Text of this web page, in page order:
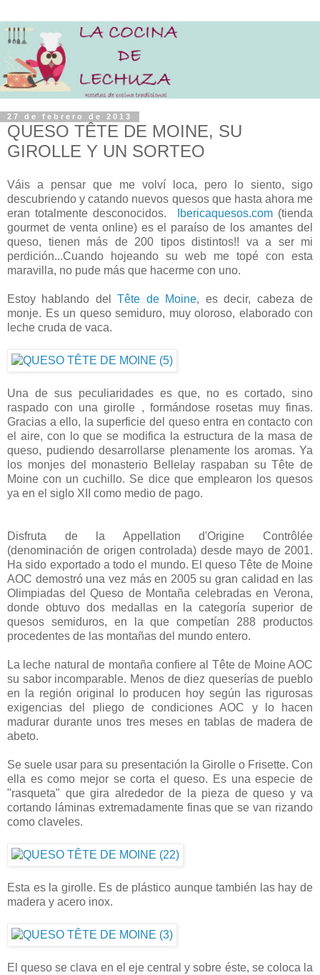
27 de febrero de 2013
QUESO TÊTE DE MOINE, SU
GIROLLE Y UN SORTEO
Váis a pensar que me volví loca, pero lo siento, sigo
descubriendo y catando nuevos quesos que hasta ahora me
eran totalmente desconocidos.
Ibericaquesos.com (tienda
gourmet de venta online) es el paraíso de los amantes del
queso, tienen más de 200 tipos distintos!! va a ser mi
perdición...Cuando hojeando su web me topé con esta
maravilla, no pude más que hacerme con uno.
Estoy hablando delTête de Moine, es decir, cabeza de
monje. Es un queso semiduro, muy oloroso, elaborado con
leche cruda de vaca.
Una de sus peculiaridades es que, no es cortado, sino
raspado con una girolle , formándose rosetas muy finas.
Gracias a ello, la superficie del queso entra en contacto con
el aire, con lo que se modifica la estructura de la masa de
queso, pudiendo desarrollarse plenamente los aromas. Ya
los monjes del monasterio Bellelay raspaban su Tête de
Moine con un cuchillo. Se dice que emplearon los quesos
ya en el siglo XII como medio de pago.
Disfruta de la Appellation d'Origine Contrôlée
(denominación de origen controlada) desde mayo de 2001.
Ha sido exportado a todo el mundo. El queso Tête de Moine
AOC demostró una vez más en 2005 su gran calidad en las
Olimpiadas del Queso de Montaña celebradas en Verona,
donde obtuvo dos medallas en la categoría superior de
quesos semiduros, en la que competían 288 productos
procedentes de las montañas del mundo entero.
La leche natural de montaña confiere al Tête de Moine AOC
su sabor incomparable. Menos de diez queserías de pueblo
en la región original lo producen hoy según las rigurosas
exigencias del pliego de condiciones AOC y lo hacen
madurar durante unos tres meses en tablas de madera de
abeto.
Se suele usar para su presentación la Girolle o Frisette. Con
ella es como mejor se corta el queso. Es una especie de
"rasqueta" que gira alrededor de la pieza de queso y va
cortando láminas extremadamente finas que se van rizando
como claveles.
Esta es la girolle. Es de plástico aunque también las hay de
madera y acero inox.
El queso se clava en el eje central y sobre éste, se coloca la